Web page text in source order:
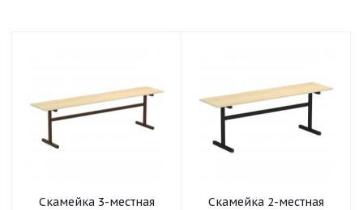
Скамейка 3-местная
Скамейка 2-местная